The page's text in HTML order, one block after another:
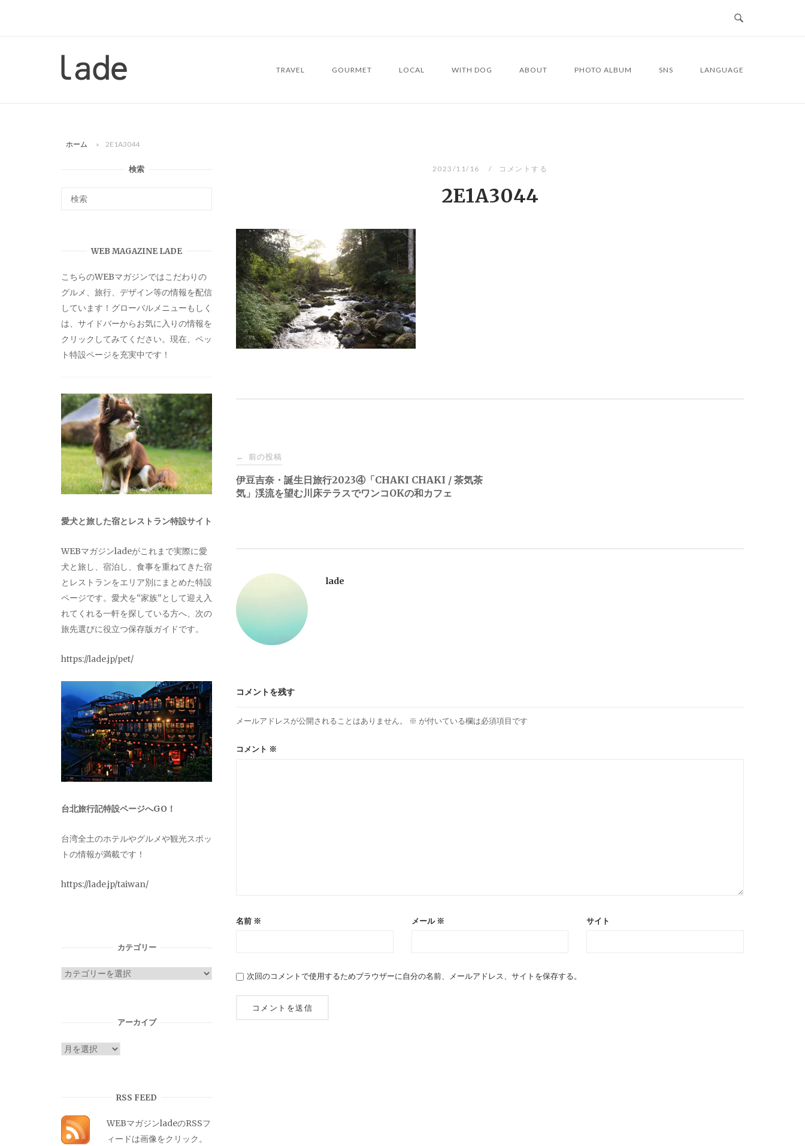
ー
TRAVEL GOURMET LOCAL WITH DOG ABOUT PHOTO ALBUM SNS LANGUAGE
ホーム » 2E1A3044
2023/11/16 コメントする
2E1A3044
投
稿
ゲ
ー
シ
ン
← 前の投稿
伊豆吉奈・誕生日旅行2023④「CHAKI CHAKI / 茶気茶
気」渓流を望む川床テラスでワンコOKの和カフェ
lade
コメントを残す
メールアドレスが公開されることはありません。 ※ が付いている欄は必須項目です
コメント ※
名前 ※ メール ※ サイト
次回のコメントで使用するためブラウザーに自分の名前、メールアドレス、サイトを保存する。
検索
WEB MAGAZINE LADE
こちらのWEBマガジンではこだわりの
グルメ、旅行、デザイン等の情報を配信
しています！グローバルメニューもしく
は、サイドバーからお気に入りの情報を
クリックしてみてください。現在、ペッ
ト特設ページを充実中です！
愛犬と旅した宿とレストラン特設サイト
WEBマガジンladeがこれまで実際に愛
犬と旅し、宿泊し、食事を重ねてきた宿
とレストランをエリア別にまとめた特設
ページです。愛犬を“家族”として迎え入
れてくれる一軒を探している方へ、次の
旅先選びに役立つ保存版ガイドです。
https://lade.jp/pet/
台北旅行記特設ページへGO！
台湾全土のホテルやグルメや観光スポッ
トの情報が満載です！
https://lade.jp/taiwan/
カテゴリー
カ
アーカイブ
ア
RSS FEED
WEBマガジンladeのRSSフ
ィードは画像をクリック。